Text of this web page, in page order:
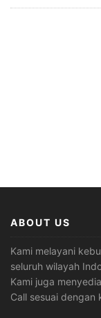
ABOUT US
Kami melayani
seluruh wilayah
Kami juga
Call sesuai